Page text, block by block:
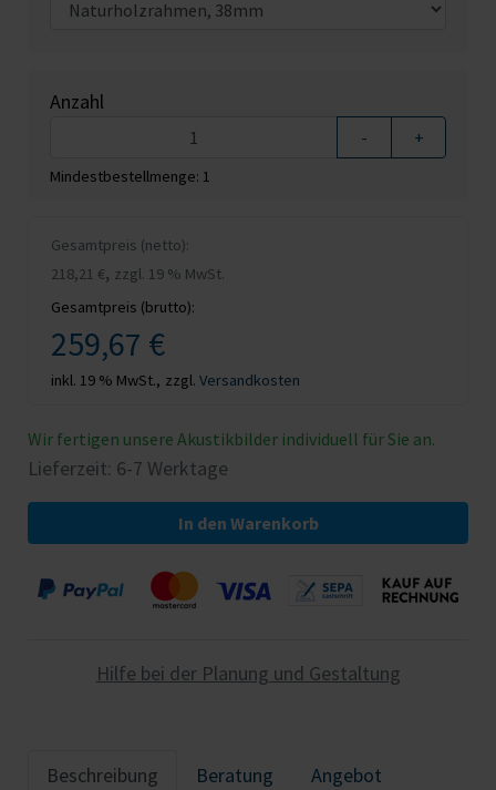
Anzahl
- +
Mindestbestellmenge: 1
Gesamtpreis (netto):
218,21 €, zzgl. 19 % MwSt.
Gesamtpreis (brutto):
259,67 €
inkl. 19 % MwSt., zzgl. Versandkosten
Wir fertigen unsere Akustikbilder individuell für Sie an.
Lieferzeit: 6-7 Werktage
In den Warenkorb
Hilfe bei der Planung und Gestaltung
Beschreibung Beratung Angebot